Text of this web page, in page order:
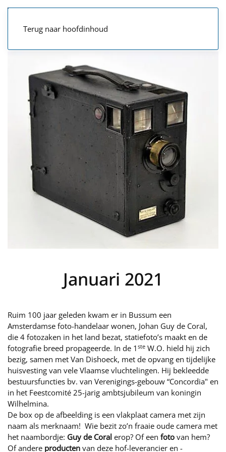
Terug naar hoofdinhoud
Januari 2021
Ruim 100 jaar geleden kwam er in Bussum een
Amsterdamse foto-handelaar wonen, Johan Guy de Coral,
die 4 fotozaken in het land bezat, statiefoto’s maakt en de
fotografie breed propageerde. In de 1 ste W.O. hield hij zich
bezig, samen met Van Dishoeck, met de opvang en tijdelijke
huisvesting van vele Vlaamse vluchtelingen. Hij bekleedde
bestuursfuncties bv. van Verenigings-gebouw “Concordia" en
in het Feestcomité 25-jarig ambtsjubileum van koningin
Wilhelmina.
De box op de afbeelding is een vlakplaat camera met zijn
naam als merknaam! Wie bezit zo’n fraaie oude camera met
het naambordje: Guy de Coral erop? Of een foto van hem?
Of andere producten van deze hof-leverancier en -